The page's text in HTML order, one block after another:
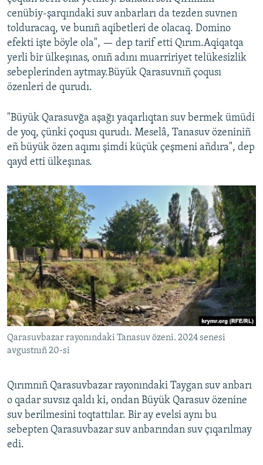
cenübiy-şarqındaki suv anbarları da tezden suvnen
tolduracaq, ve bunıñ aqibetleri de olacaq. Domino
efekti işte böyle ola", — dep tarif etti Qırım.Aqiqatqa
yerli bir ülkeşınas, onıñ adını muarririyet telükesizlik
sebeplerinden aytmay.Büyük Qarasuvnıñ çoqusı
özenleri de qurudı.
"Büyük Qarasuvğa aşağı yaqarlıqtan suv bermek ümüdi
de yoq, çünki çoqusı qurudı. Meselâ, Tanasuv özeniniñ
eñ büyük özen aqımı şimdi küçük çeşmeni añdıra", dep
qayd etti ülkeşınas.
Qarasuvbazar rayonındaki Tanasuv özeni. 2024 senesi
avgustnıñ 20-si
Qırımnıñ Qarasuvbazar rayonındaki Taygan suv anbarı
o qadar suvsız qaldı ki, ondan Büyük Qarasuv özenine
suv berilmesini toqtattılar. Bir ay evelsi aynı bu
sebepten Qarasuvbazar suv anbarından suv çıqarılmay
edi.